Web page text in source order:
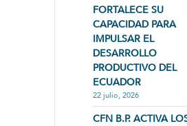
FORTALECE SU
CAPACIDAD PARA
IMPULSAR EL
DESARROLLO
PRODUCTIVO DEL
ECUADOR
22 julio, 2026
CFN B.P. ACTIVA